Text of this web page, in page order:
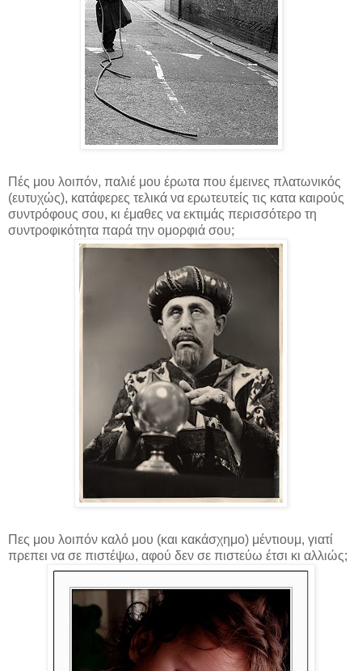
Πές μου λοιπόν, παλιέ μου έρωτα που έμεινες πλατωνικός
(ευτυχώς), κατάφερες τελικά να ερωτευτείς τις κατα καιρούς
συντρόφους σου, κι έμαθες να εκτιμάς περισσότερο τη
συντροφικότητα παρά την ομορφιά σου;
Πες μου λοιπόν καλό μου (και κακάσχημο) μέντιουμ, γιατί
πρεπει να σε πιστέψω, αφού δεν σε πιστεύω έτσι κι αλλιώς;